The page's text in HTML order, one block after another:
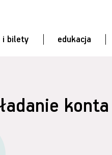
i bilety edukacja
konta